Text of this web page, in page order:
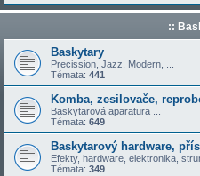
::
Baskytary
Precission, Jazz, Modern, ...
Témata: 441
Komba, zesilovače,
Baskytarová aparatura ...
Témata: 649
Baskytarový hardware,
Efekty, hardware, elektronika,
Témata: 349